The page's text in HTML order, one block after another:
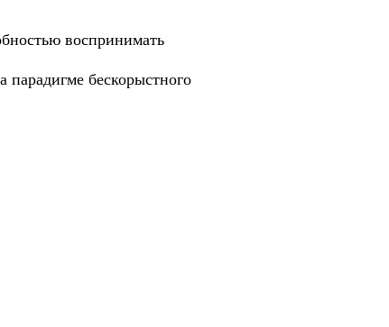
воспринимать
бескорыстного